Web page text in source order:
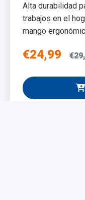
Alta durabilidad
trabajos en el
mango
€24,99